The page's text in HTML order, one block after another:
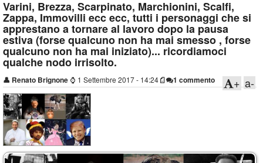
Varini, Brezza, Scarpinato, Marchionini, Scalfi,
Zappa, Immovilli ecc ecc, tutti i personaggi che si
apprestano a tornare al lavoro dopo la pausa
estiva (forse qualcuno non ha mai smesso , forse
qualcuno non ha mai iniziato)... ricordiamoci
qualche nodo irrisolto.
👤 Renato Brignone ⌚ 1 Settembre 2017 - 14:24 1 commento a-
+